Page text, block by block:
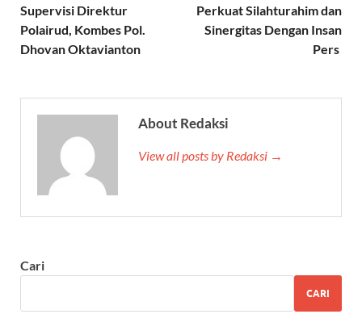
Supervisi Direktur
Polairud, Kombes Pol.
Dhovan Oktavianton
Perkuat Silahturahim dan
Sinergitas Dengan Insan
Pers
About Redaksi
View all posts by Redaksi →
Cari
CARI